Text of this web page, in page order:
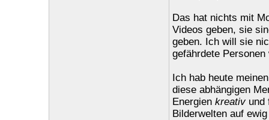
Das hat nichts mit
Videos geben, sie
geben. Ich will sie
gefährdete
Ich hab heute
diese abhängigen
Energien kreativund
Bilderwelten auf